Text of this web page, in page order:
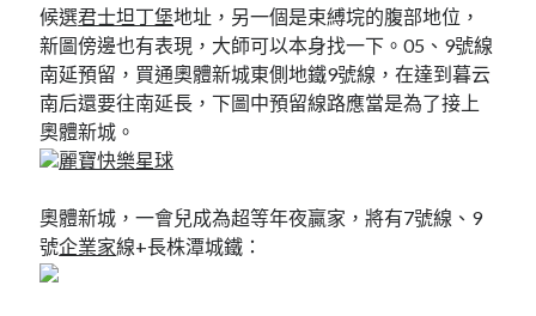
候選君士坦丁堡地址，另一個是束縛垸的腹部地位，
新圖傍邊也有表現，大師可以本身找一下。05、9號線
南延預留，買通奧體新城東側地鐵9號線，在達到暮云
南后還要往南延長，下圖中預留線路應當是為了接上
奧體新城。
麗寶快樂星球
奧體新城，一會兒成為超等年夜贏家，將有7號線、9
號企業家線+長株潭城鐵：